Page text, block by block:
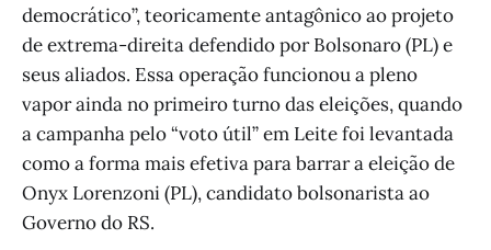
democrático”, teoricamente antagônico ao projeto
de extrema-direita defendido por Bolsonaro (PL) e
seus aliados. Essa operação funcionou a pleno
vapor ainda no primeiro turno das eleições, quando
a campanha pelo “voto útil” em Leite foi levantada
como a forma mais efetiva para barrar a eleição de
Onyx Lorenzoni (PL), candidato bolsonarista ao
Governo do RS.